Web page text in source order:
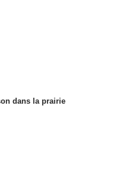
dans la prairie